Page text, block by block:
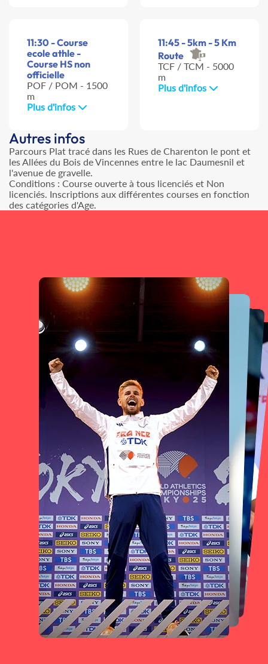
11:30 - Course
ecole athle -
Course HS non
officielle
POF / POM - 1500
m
Plus d'infos
11:45 - 5km - 5 Km
Route
TCF / TCM - 5000
m
Plus d'infos
Autres infos
Parcours Plat tracé dans les Rues de Charenton le pont et
les Allées du Bois de Vincennes entre le lac Daumesnil et
l'avenue de gravelle.
Conditions : Course ouverte à tous licenciés et Non
licenciés. Inscriptions aux différentes courses en fonction
des catégories d'Age.